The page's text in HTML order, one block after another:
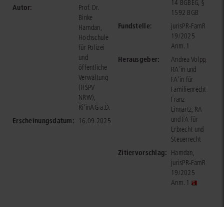
Autor:
Prof. Dr.
Binke
Hamdan,
Hochschule
für Polizei
und
öffentliche
Verwaltung
(HSPV
NRW),
Ri'inAG a.D.
Erscheinungsdatum: 16.09.2025
14 BGBEG, §
1592 BGB
Fundstelle:
jurisPR-FamR
19/2025
Anm. 1
Herausgeber:
Andrea Volpp,
RA'in und
FA'in für
Familienrecht
Franz
Linnartz, RA
und FA für
Erbrecht und
Steuerrecht
Zitiervorschlag: Hamdan,
jurisPR-FamR
19/2025
Anm. 1